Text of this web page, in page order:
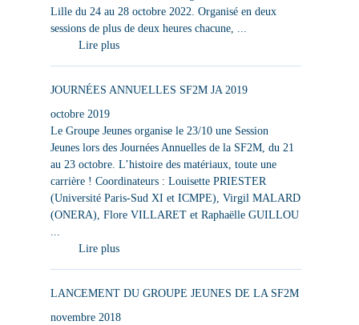
Lille du 24 au 28 octobre 2022. Organisé en deux
sessions de plus de deux heures chacune, ...
Lire plus
JOURNÉES ANNUELLES SF2M JA 2019
octobre 2019
Le Groupe Jeunes organise le 23/10 une Session
Jeunes lors des Journées Annuelles de la SF2M, du 21
au 23 octobre. L’histoire des matériaux, toute une
carrière ! Coordinateurs : Louisette PRIESTER
(Université Paris-Sud XI et ICMPE), Virgil MALARD
(ONERA), Flore VILLARET et Raphaëlle GUILLOU
...
Lire plus
LANCEMENT DU GROUPE JEUNES DE LA SF2M
novembre 2018